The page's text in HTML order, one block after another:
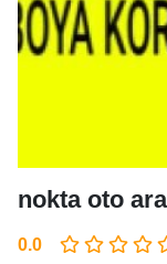
nokta oto
0.0